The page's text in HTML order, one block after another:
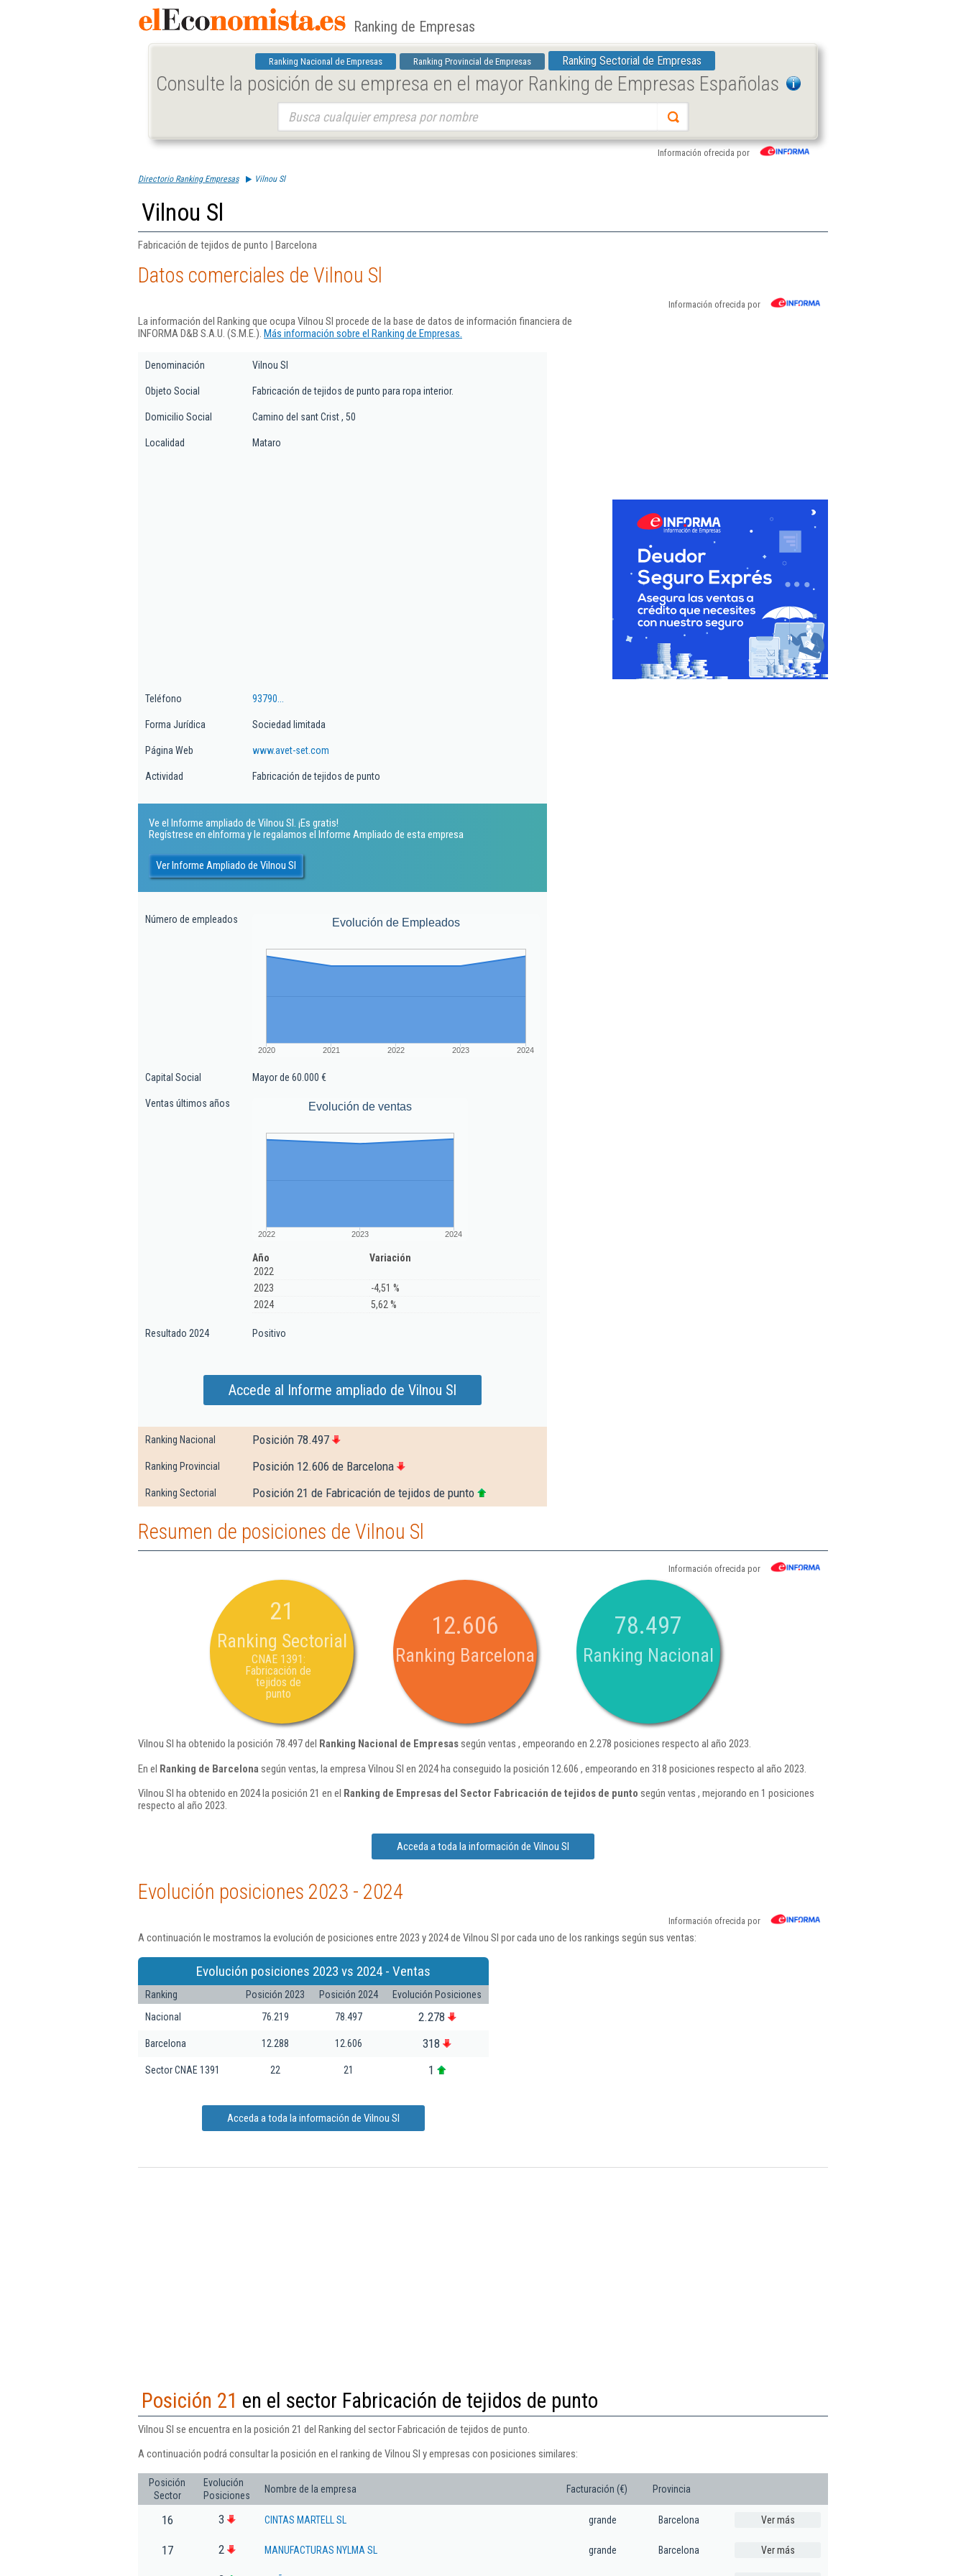
Ranking de Empresas
Ranking Nacional de Empresas Ranking Provincial de Empresas Ranking Sectorial de Empresas
Consulte la posición de su empresa en el mayor Ranking de Empresas Españolas
Información ofrecida por
Directorio Ranking Empresas Vilnou Sl
Vilnou Sl
Fabricación de tejidos de punto | Barcelona
Datos comerciales de Vilnou Sl
Información ofrecida por
La información del Ranking que ocupa Vilnou Sl procede de la base de datos de información financiera de
INFORMA D&B S.A.U. (S.M.E.). Más información sobre el Ranking de Empresas.
Denominación Vilnou Sl
Objeto Social Fabricación de tejidos de punto para ropa interior.
Domicilio Social Camino del sant Crist , 50
Localidad Mataro
Teléfono 93790...
Forma Jurídica Sociedad limitada
Página Web www.avet-set.com
Actividad Fabricación de tejidos de punto
Ve el Informe ampliado de Vilnou Sl. ¡Es gratis!
Regístrese en eInforma y le regalamos el Informe Ampliado de esta empresa
Ver Informe Ampliado de Vilnou Sl
Número de empleados Evolución de Empleados
2020 2021 2022 2023 2024
Capital Social Mayor de 60.000 €
Ventas últimos años Evolución de ventas
2022 2023 2024
Año
Variación
2022
2023
-4,51 %
2024
5,62 %
Resultado 2024 Positivo
Accede al Informe ampliado de Vilnou Sl
Ranking Nacional Posición 78.497
Ranking Provincial Posición 12.606 de Barcelona
Ranking Sectorial Posición 21 de Fabricación de tejidos de punto
Resumen de posiciones de Vilnou Sl
Información ofrecida por
21
Ranking Sectorial
CNAE 1391:
Fabricación de
tejidos de
punto
12.606
Ranking Barcelona
78.497
Ranking Nacional
Vilnou Sl ha obtenido la posición 78.497 del Ranking Nacional de Empresassegún ventas , empeorando en 2.278 posiciones respecto al año 2023.
En el Ranking de Barcelona según ventas, la empresa Vilnou Sl en 2024 ha conseguido la posición 12.606 , empeorando en 318 posiciones respecto al año 2023.
Vilnou Sl ha obtenido en 2024 la posición 21 en el Ranking de Empresas del Sector Fabricación de tejidos de punto según ventas , mejorando en 1 posiciones
respecto al año 2023.
Acceda a toda la información de Vilnou Sl
Evolución posiciones 2023 - 2024
Información ofrecida por
A continuación le mostramos la evolución de posiciones entre 2023 y 2024 de Vilnou Sl por cada uno de los rankings según sus ventas:
Evolución posiciones 2023 vs 2024 - Ventas
Ranking Posición 2023 Posición 2024
Evolución Posiciones
Nacional
76.219 78.497 2.278
Barcelona 12.288 12.606 318
Sector CNAE 1391 22 21 1
Acceda a toda la información de Vilnou Sl
Posición 21 en el sector Fabricación de tejidos de punto
Vilnou Sl se encuentra en la posición 21 del Ranking del sector Fabricación de tejidos de punto.
A continuación podrá consultar la posición en el ranking de Vilnou Sl y empresas con posiciones similares:
Posición
Sector
Evolución
Posiciones
Nombre de la empresa Facturación (€) Provincia
16 3 CINTAS MARTELL SL grande Barcelona Ver más
17 2 MANUFACTURAS NYLMA SL grande Barcelona Ver más